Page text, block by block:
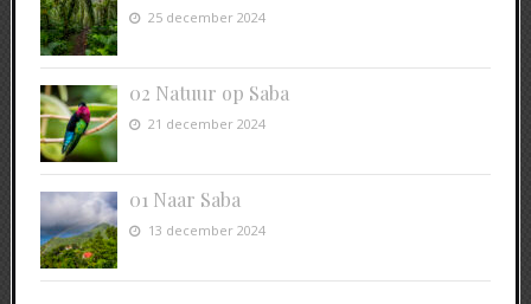
25 december 2024
02 Natuur op Saba
21 december 2024
01 Naar Saba
13 december 2024